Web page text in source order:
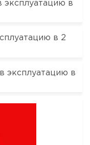
эксплуатацию в
в 2
эксплуатацию в